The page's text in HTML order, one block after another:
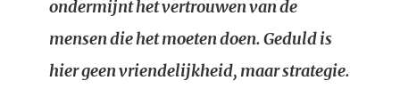
ondermijnt het vertrouwen van de
mensen die het moeten doen. Geduld is
hier geen vriendelijkheid, maar strategie.